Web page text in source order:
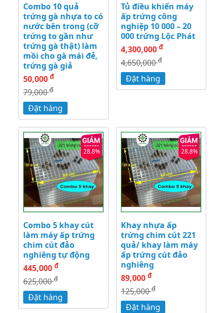
Combo 10 quả
trứng gà nhựa to có
nước bên trong (cỡ
trứng to gần như
trứng gà thật) làm
mồi cho gà mái đẻ,
trứng gà giả
50,000 đ
79,000đ
Đặt hàng
Tủ điều khiển máy
ấp trứng công
nghiệp 10 000 – 20
000 trứng Lộc Phát
4,300,000 đ
4,650,000đ
Đặt hàng
28.8%
Combo 5 khay cút
làm máy ấp trứng
chim cút đảo
nghiêng tự động
445,000 đ
625,000đ
Đặt hàng
28.8%
Khay nhựa ấp
trứng chim cút 221
quả/ khay làm máy
ấp trứng cút đảo
nghiêng
89,000 đ
125,000đ
Đặt hàng